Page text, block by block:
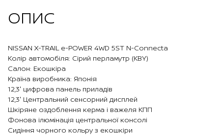
ОПИС
NISSAN X-TRAIL e-POWER 4WD 5ST N-Connecta
Колір автомобіля: Сірий перламутр (KBY)
Cалон: Екошкіра
Країна виробника: Японія
12,3″ цифрова панель приладів
12,3″ Центральний сенсорний дисплей
Шкіряне оздоблення керма і важеля КПП
Фонова ілюмінація центральної консолі
Сидіння чорного кольру з екошкіри